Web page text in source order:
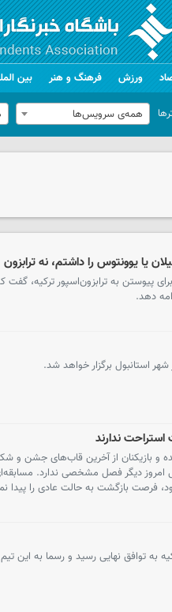
ورزش فرهنگ و هنر بین
همه‌ی سرویس‌ها
یا یوونتوس را داشتم، نه ترابزون
پیوستن به ترابزون‌اسپور ترکیه،
دهد.
استانبول برگزار خواهد شد.
ندارند
بازیکنان از آخرین قاب‌های جشن و
امروز دیگر فصل مشخصی ندارد.
فرصت بازگشت به حالت عادی را پیدا
به توافق نهایی رسید و رسما به این